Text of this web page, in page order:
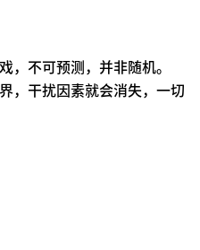
，不可预测，并非随机。
，干扰因素就会消失，一切